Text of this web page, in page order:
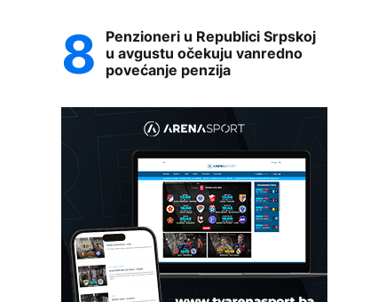
Penzioneri u Republici Srpskoj
u avgustu očekuju vanredno
povećanje penzija